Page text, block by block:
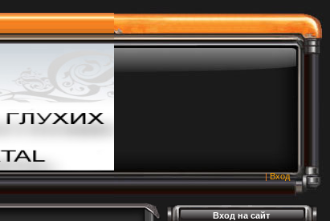
|Вход
Вход на сайт